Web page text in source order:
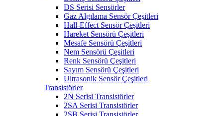
DS Serisi Sensörler
Gaz Algılama Sensör Çeşitleri
Hall-Effect Sensör Çeşitleri
Hareket Sensörü Çeşitleri
Mesafe Sensörü Çeşitleri
Nem Sensörü Çeşitleri
Renk Sensörü Çeşitleri
Sayım Sensörü Çeşitleri
Ultrasonik Sensör Çeşitleri
Transistörler
2N Serisi Transistörler
2SA Serisi Transistörler
2SB Serisi Transistörler